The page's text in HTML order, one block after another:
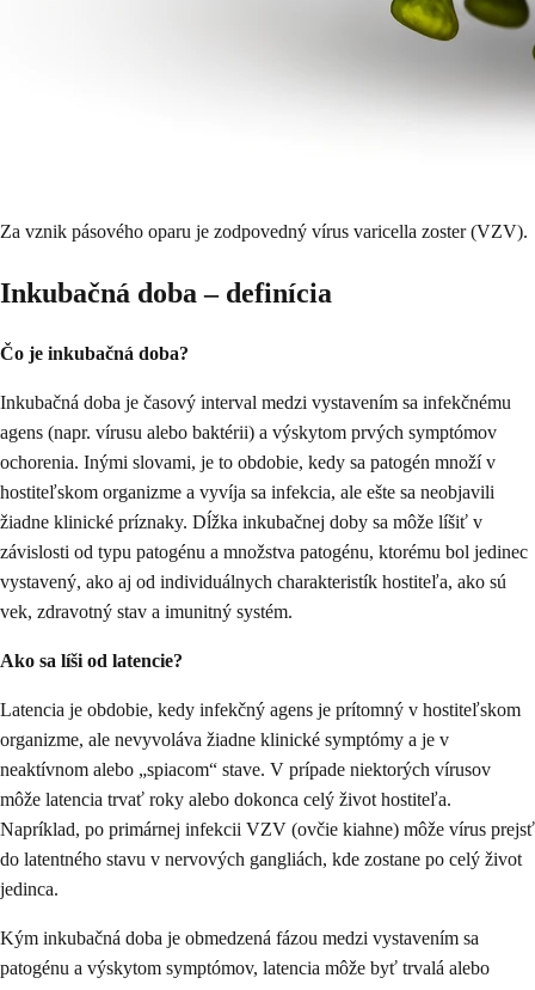
Za vznik pásového oparu je zodpovedný vírus varicella zoster (VZV).
Inkubačná doba – definícia
Čo je inkubačná doba?
Inkubačná doba je časový interval medzi vystavením sa infekčnému
agens (napr. vírusu alebo baktérii) a výskytom prvých symptómov
ochorenia. Inými slovami, je to obdobie, kedy sa patogén množí v
hostiteľskom organizme a vyvíja sa infekcia, ale ešte sa neobjavili
žiadne klinické príznaky. Dĺžka inkubačnej doby sa môže líšiť v
závislosti od typu patogénu a množstva patogénu, ktorému bol jedinec
vystavený, ako aj od individuálnych charakteristík hostiteľa, ako sú
vek, zdravotný stav a imunitný systém.
Ako sa líši od latencie?
Latencia je obdobie, kedy infekčný agens je prítomný v hostiteľskom
organizme, ale nevyvoláva žiadne klinické symptómy a je v
neaktívnom alebo „spiacom“ stave. V prípade niektorých vírusov
môže latencia trvať roky alebo dokonca celý život hostiteľa.
Napríklad, po primárnej infekcii VZV (ovčie kiahne) môže vírus prejsť
do latentného stavu v nervových gangliách, kde zostane po celý život
jedinca.
Kým inkubačná doba je obmedzená fázou medzi vystavením sa
patogénu a výskytom symptómov, latencia môže byť trvalá alebo